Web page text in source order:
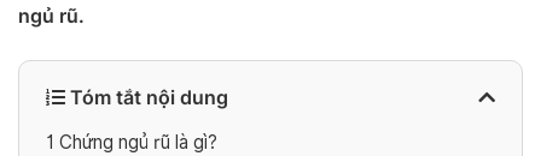
ngủ rũ.
Tóm tắt nội dung
1 Chứng ngủ rũ là gì?